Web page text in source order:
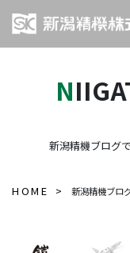
新潟精機ブログ
HOME 新潟精機ブロ